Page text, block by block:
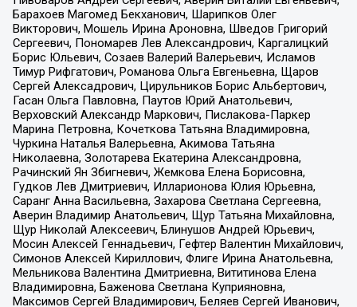
Барахоев Магомед Бекханович, Шарипков Олег
Викторович, Мошель Ирина Ароновна, Шведов Григорий
Сергеевич, Пономарев Лев Александрович, Каргалицкий
Борис Юльевич, Созаев Валерий Валерьевич, Исламов
Тимур Рифгатович, Романова Ольга Евгеньевна, Щаров
Сергей Алексадрович, Цирульников Борис Альбертович,
Гасан Ольга Павловна, Паутов Юрий Анатольевич,
Верховский Александр Маркович, Пислакова-Паркер
Марина Петровна, Кочеткова Татьяна Владимировна,
Чуркина Наталья Валерьевна, Акимова Татьяна
Николаевна, Золотарева Екатерина Александровна,
Рачинский Ян Збигневич, Жемкова Елена Борисовна,
Гудков Лев Дмитриевич, Илларионова Юлия Юрьевна,
Саранг Анна Васильевна, Захарова Светлана Сергеевна,
Аверин Владимир Анатольевич, Щур Татьяна Михайловна,
Щур Николай Алексеевич, Блинушов Андрей Юрьевич,
Мосин Алексей Геннадьевич, Гефтер Валентин Михайлович,
Симонов Алексей Кириллович, Флиге Ирина Анатольевна,
Мельникова Валентина Дмитриевна, Вититинова Елена
Владимировна, Баженова Светлана Куприяновна,
Максимов Сергей Владимирович, Беляев Сергей Иванович,